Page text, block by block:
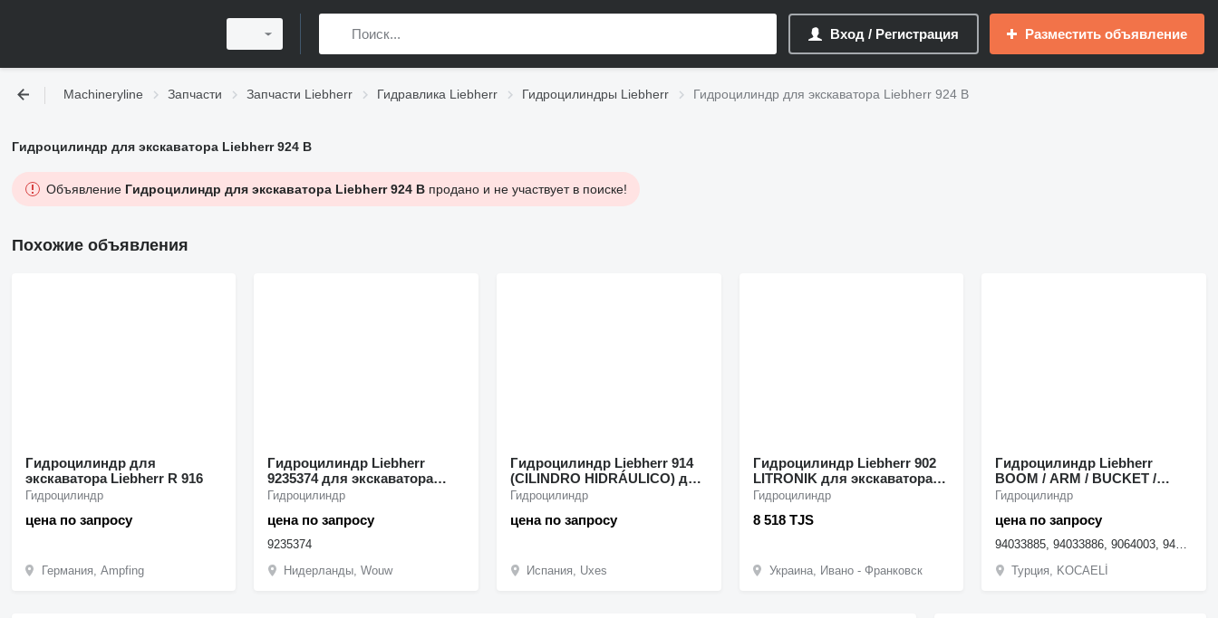
Вход / Регистрация Разместить объявление
Machineryline Запчасти Запчасти Liebherr Гидравлика Liebherr Гидроцилиндры Liebherr Гидроцилиндр для экскаватора Liebherr 924 B
Гидроцилиндр для экскаватора Liebherr 924 B
Объявление Гидроцилиндр для экскаватора Liebherr 924 Bпродано и не участвует в поиске!
Похожие объявления
Гидроцилиндр для
экскаватора Liebherr R 916
цена по запросу
Гидроцилиндр
Германия, Ampfing
Гидроцилиндр Liebherr
9235374 для экскаватора
Liebherr R942 R944 R944B
цена по запросу
Гидроцилиндр
9235374
Нидерланды, Wouw
Гидроцилиндр Liebherr 914
(CILINDRO HIDRÁULICO) для
экскаватора Liebherr 914
цена по запросу
Гидроцилиндр
Испания, Uxes
Гидроцилиндр Liebherr 902
LITRONIK для экскаватора
Liebherr 900
8 518 TJS
Гидроцилиндр
Украина, Ивано - Франковск
Гидроцилиндр Liebherr
BOOM / ARM / BUCKET /
FLAP 94033885 для
BH / FS по запчастям
цена по запросу
Гидроцилиндр
Турция, KOCAELİ